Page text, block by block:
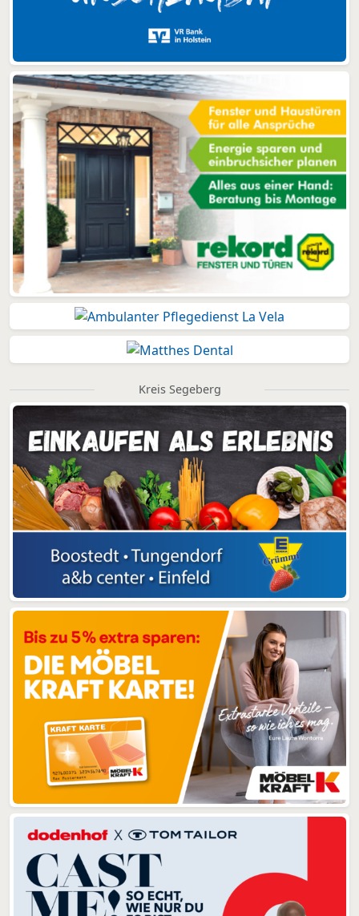
Kreis Segeberg